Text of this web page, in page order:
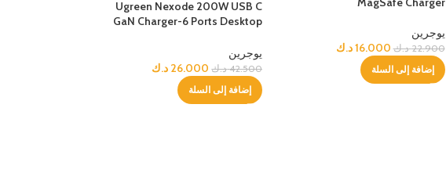
يوجرين
22.900 د.ك 16.000د.ك
إضافة إلى السلة
Ugreen Nexode 200W USB C
GaN Charger-6 Ports Desktop
يوجرين
42.500 د.ك 26.000 د.ك
إضافة إلى السلة